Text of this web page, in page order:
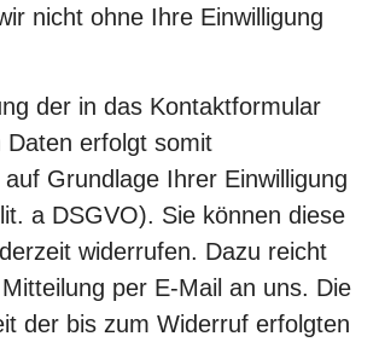
nicht ohne Ihre Einwilligung
der in das Kontaktformular
Daten erfolgt somit
Grundlage Ihrer Einwilligung
a DSGVO). Sie können diese
widerrufen. Dazu reicht
per E-Mail an uns. Die
der bis zum Widerruf erfolgten